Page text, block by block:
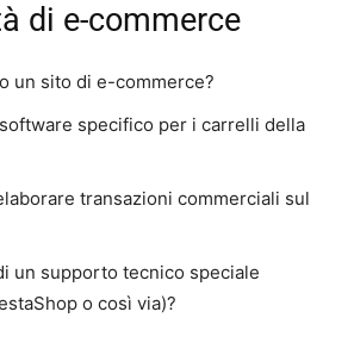
di e-commerce
un sito di e-commerce?
specifico per i carrelli della
transazioni commerciali sul
un supporto tecnico speciale
o così via)?